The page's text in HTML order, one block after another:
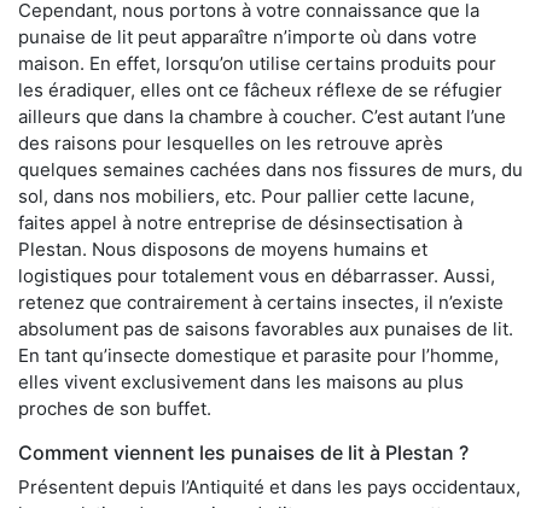
Cependant, nous portons à votre connaissance que la
punaise de lit peut apparaître n’importe où dans votre
maison. En effet, lorsqu’on utilise certains produits pour
les éradiquer, elles ont ce fâcheux réflexe de se réfugier
ailleurs que dans la chambre à coucher. C’est autant l’une
des raisons pour lesquelles on les retrouve après
quelques semaines cachées dans nos fissures de murs, du
sol, dans nos mobiliers, etc. Pour pallier cette lacune,
faites appel à notre entreprise de désinsectisation à
Plestan. Nous disposons de moyens humains et
logistiques pour totalement vous en débarrasser. Aussi,
retenez que contrairement à certains insectes, il n’existe
absolument pas de saisons favorables aux punaises de lit.
En tant qu’insecte domestique et parasite pour l’homme,
elles vivent exclusivement dans les maisons au plus
proches de son buffet.
Comment viennent les punaises de lit à Plestan ?
Présentent depuis l’Antiquité et dans les pays occidentaux,